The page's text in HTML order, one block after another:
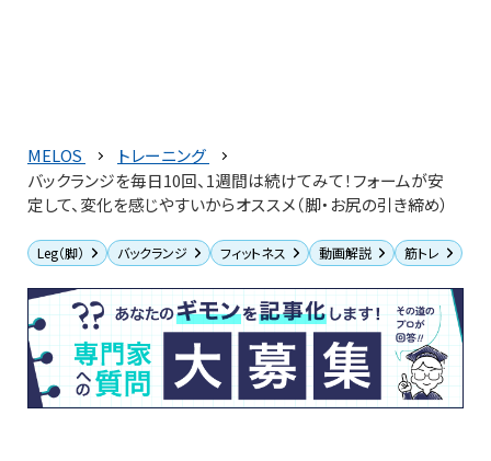
MELOS
トレーニング
バックランジを毎日10回、1週間は続けてみて！フォームが安
定して、変化を感じやすいからオススメ（脚・お尻の引き締め）
Leg（脚） バックランジ フィットネス 動画解説 筋トレ